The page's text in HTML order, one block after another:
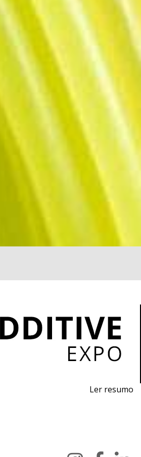
Ler resumo